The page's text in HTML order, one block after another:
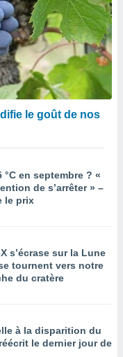
le goût de nos
°C en septembre ? «
de s’arrêter » –
le prix
s’écrase sur la Lune
tournent vers notre
du cratère
à la disparition du
le dernier jour de